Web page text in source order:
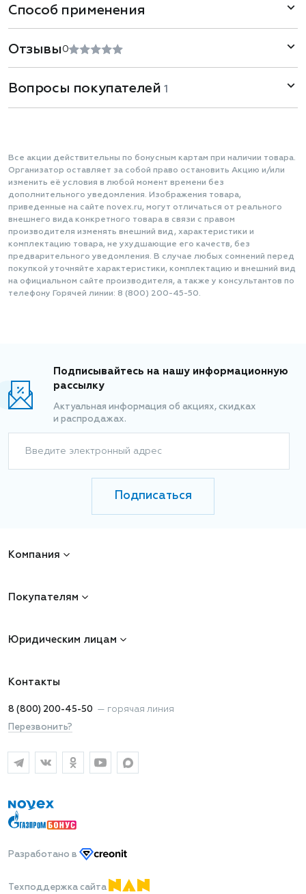
Способ применения
Отзывы 0
Вопросы покупателей 1
Все акции действительны по бонусным картам при наличии товара.
Организатор оставляет за собой право остановить Акцию и/или
изменить её условия в любой момент времени без
дополнительного уведомления. Изображения товара,
приведенные на сайте novex.ru, могут отличаться от реального
внешнего вида конкретного товара в связи с правом
производителя изменять внешний вид, характеристики и
комплектацию товара, не ухудшающие его качеств, без
предварительного уведомления. В случае любых сомнений перед
покупкой уточняйте характеристики, комплектацию и внешний вид
на официальном сайте производителя, а также у консультантов по
телефону Горячей линии: 8 (800) 200-45-50.
Подписывайтесь на нашу информационную
рассылку
Актуальная информация об акциях, скидках
и распродажах.
Введите электронный адрес
Подписаться
Компания
Покупателям
Юридическим лицам
Контакты
8 (800) 200-45-50 — горячая линия
Перезвонить?
Разработано в
Техподдержка сайта